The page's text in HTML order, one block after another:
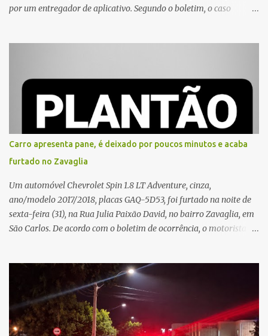
por um entregador de aplicativo. Segundo o boletim, o caso
proximidades. Ainda conforme o registro policial, a vítima relatou
que, ao receber a entrega, voltou a ser ofendida com palavras de
baixo calão e insultos. Ela informou à Polícia Civil que mora
sozinha e que se sentiu ameaçada, coagida e humilhada com a
situação. Fonte: São Carlos Agora
Carro apresenta pane, é deixado por poucos minutos e acaba
furtado no Zavaglia
Um automóvel Chevrolet Spin 1.8 LT Adventure, cinza,
ano/modelo 2017/2018, placas GAQ-5D53, foi furtado na noite de
sexta-feira (31), na Rua Julia Paixão David, no bairro Zavaglia, em
São Carlos. De acordo com o boletim de ocorrência, o motorista
partida. Ainda segundo o registro policial, o condutor estacionou o
carro, certificou-se de que todas as portas estavam trancadas,
permaneceu com a chave de ignição e se ausentou do local por
cerca de dez minutos para buscar ajuda. Ao retornar, constatou
que o automóvel havia desaparecido. A vítima realizou buscas